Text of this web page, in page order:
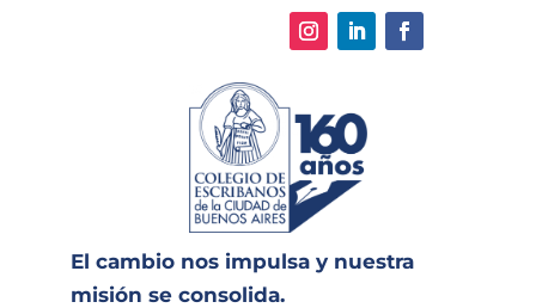
El cambio nos impulsa y nuestra
misión se consolida.